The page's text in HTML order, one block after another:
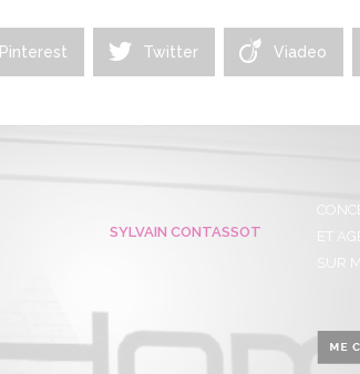
Pinterest Twitter Viadeo
SYLVAIN CONTASSOT
ET
SUR